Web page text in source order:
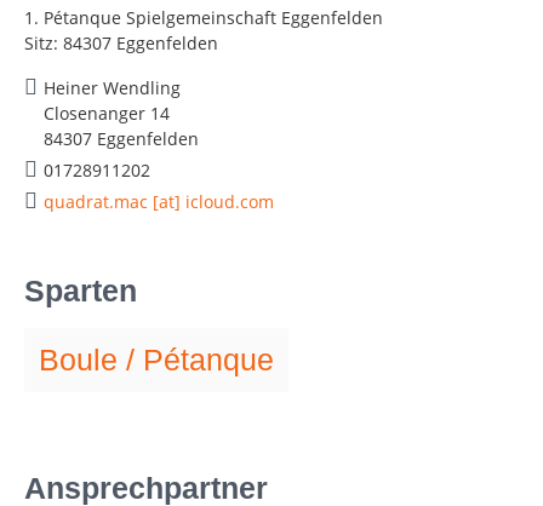
1. Pétanque Spielgemeinschaft Eggenfelden
Sitz: 84307 Eggenfelden
Heiner Wendling
Closenanger 14
84307 Eggenfelden
01728911202
quadrat.mac [at] icloud.com
Sparten
Boule / Pétanque
Ansprechpartner